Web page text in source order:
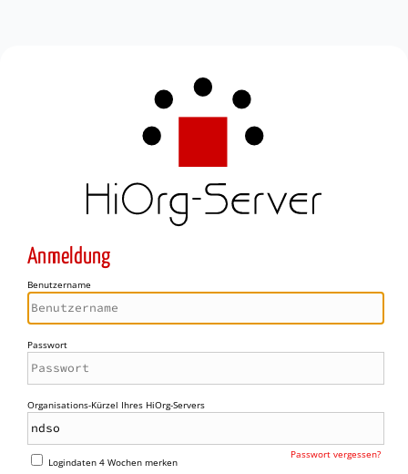
Anmeldung
Benutzername
Passwort
Organisations-Kürzel Ihres HiOrg-Servers
Logindaten 4 Wochen merken
Passwort vergessen?